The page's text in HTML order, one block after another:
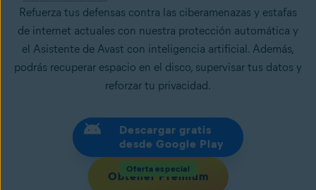
Refuerza tus defensas contra las ciberamenazas y estafas
de internet actuales con nuestra protección automática y
el Asistente de Avast con inteligencia artificial. Además,
podrás recuperar espacio en el disco, supervisar tus datos y
reforzar tu privacidad.
Descargar gratis
desde Google Play
Obtener Premium
Oferta especial